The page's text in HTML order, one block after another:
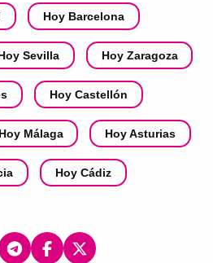
Hoy Barcelona
Sevilla Hoy Zaragoza
Hoy Castellón
Hoy Málaga Hoy Asturias
Hoy Cádiz